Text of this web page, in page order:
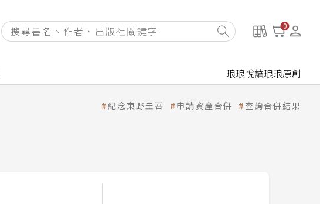
0
琅琅悅讀琅琅原創
紀念東野圭吾 申請資產合併 查詢合併結果